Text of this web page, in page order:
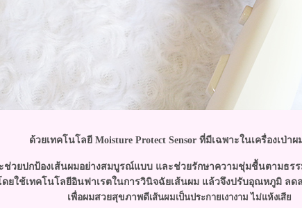
ด้วยเทคโนโลยี Moisture Protect Sensor ที่มีเฉพาะในเครื่องเป่า
ช่วยปกป้องเส้นผมอย่างสมบูรณ์แบบ และช่วยรักษาความชุ่มชื้นตามธร
ยใช้เทคโนโลยีอินฟาเรตในการวินิจฉัยเส้นผม แล้วจึงปรับอุณหภูมิ ลด
เพื่อผมสวยสุขภาพดีเส้นผมเป็นประกายเงางาม ไม่แห้งเสี